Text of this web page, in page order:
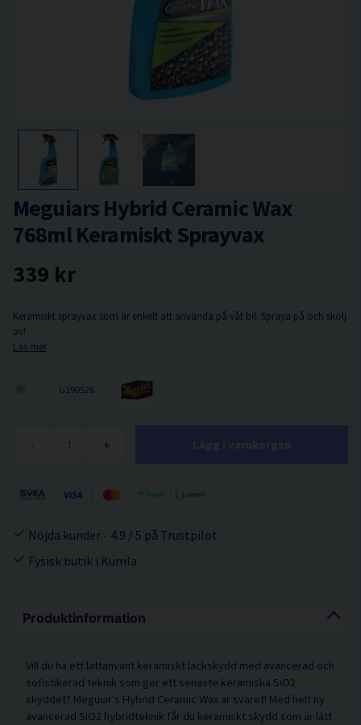
Produktinformation
Vill du ha ett lättanvänt keramiskt lackskydd med avancerad och
sofistikerad teknik som ger ett senaste keramiska SiO2
skyddet? Meguiar’s Hybrid Ceramic Wax är svaret! Med helt ny
avancerad SiO2 hybridteknik får du keramiskt skydd som är lätt
Meguiars Hybrid Ceramic Wax
768ml Keramiskt Sprayvax
339 kr
Keramiskt sprayvax som är enkelt att använda på våt bil. Spraya på och skölj
av!
Läs mer
G190526
- +
Nöjda kunder - 4.9 / 5 på Trustpilot
Fysisk butik i Kumla